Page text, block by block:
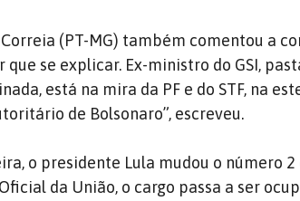
(PT-MG) também comentou a
que se explicar. Ex-ministro do GSI,
está na mira da PF e do STF, na
de Bolsonaro”, escreveu.
o presidente Lula mudou o número 2
da União, o cargo passa a ser